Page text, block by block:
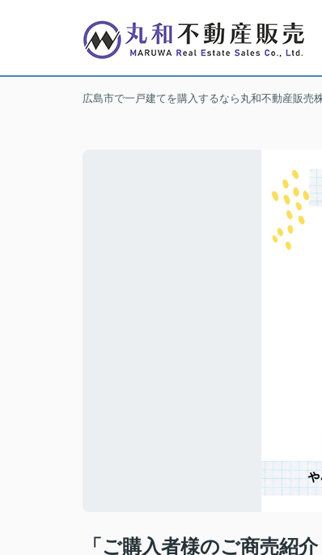
広島市で一戸建てを購入するなら丸和不動産販売
「ご購入者様のご商売紹